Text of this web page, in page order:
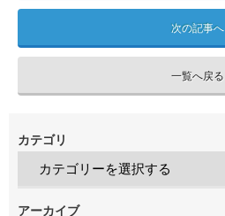
次の記事へ
一覧へ戻る
カテゴリ
アーカイブ